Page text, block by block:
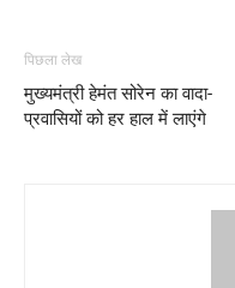
पिछला लेख
मुख्यमंत्री हेमंत सोरेन का वादा-
प्रवासियों को हर हाल में लाएंगे